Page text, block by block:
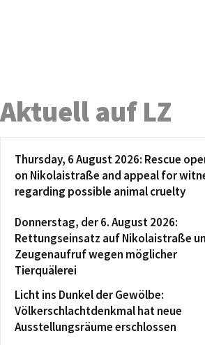
Aktuell auf LZ
Thursday, 6 August 2026: Rescue
on Nikolaistraße and appeal for
regarding possible animal cruelty
Donnerstag, der 6. August 2026:
Rettungseinsatz auf Nikolaistraße
Zeugenaufruf wegen möglicher
Tierquälerei
Licht ins Dunkel der Gewölbe:
Völkerschlachtdenkmal hat neue
Ausstellungsräume erschlossen